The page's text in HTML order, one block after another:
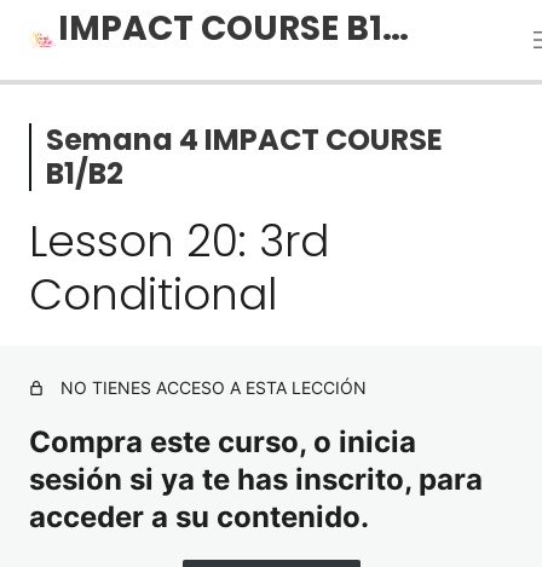
IMPACT COURSE B1/B2
ACCESO A LAS SESIONES EN
DIRECTO IMPACT COURSE B1/B2
1 lección
Semana 1 IMPACT COURSE
B1/B2
Semana 2 IMPACT COURSE
5 lecciones, 5 cuestionarios
Semana 3 IMPACT COURSE
B1/B2
Semana 4 IMPACT COURSE
B1/B2
Lesson 20: 3rd
Conditional
NO TIENES ACCESO A ESTA LECCIÓN
Compra este curso, o inicia
sesión si ya te has inscrito, para
acceder a su contenido.